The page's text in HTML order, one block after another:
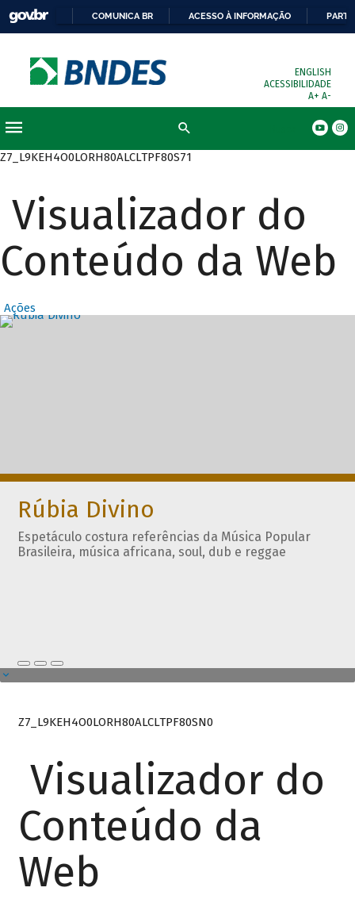
COMUNICA BR ACESSO À INFORMAÇÃO
ENGLISH
ACESSIBILIDADE
A+ A-
Z7_L9KEH4O0LORH80ALCLTPF80S71
Visualizador do
Conteúdo da Web
Ações
Destaques
Rúbia Divino
Espetáculo costura referências da Música Popular
Brasileira, música africana, soul, dub e reggae
Z7_L9KEH4O0LORH80ALCLTPF80SN0
Visualizador do
Conteúdo da
Web